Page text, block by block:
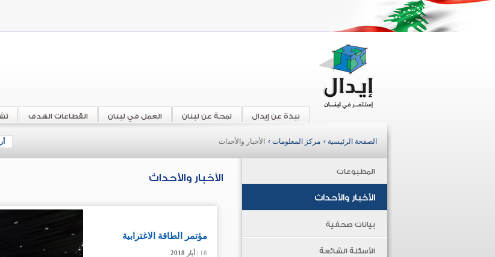
القطاعات الهدف العمل في لبنان لمحة عن لبنان نبذة عن إيدال
الصفحة الرئيسية › مركز المعلومات › الأخبار والأحداث
المطبوعات
الأخبار والأحداث
بيانات صحفية
الأسئلة الشائعة
الأخبار والأحداث
10 | أيار
مؤتمر الطاقة الاغترابية
10 | أيار 10 | أيار